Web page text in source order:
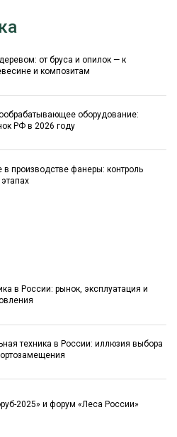
от бруса и опилок — к
и композитам
оборудование:
РФ в 2026 году
производстве фанеры: контроль
в России: рынок, эксплуатация и
техника в России: иллюзия выбора
2025» и форум «Леса России»